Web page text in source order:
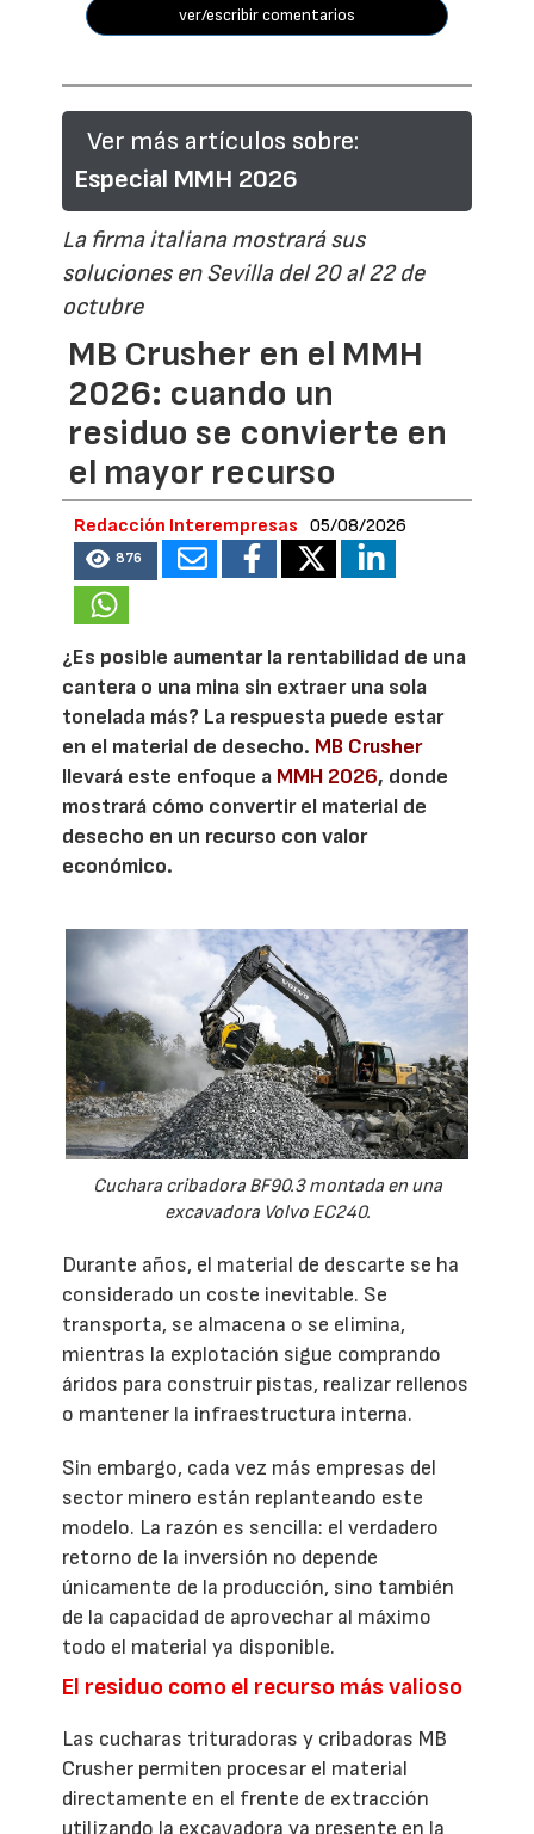
ver/escribir comentarios
Ver más artículos sobre:
Especial MMH 2026
La firma italiana mostrará sus
soluciones en Sevilla del 20 al 22 de
octubre
MB Crusher en el MMH
2026: cuando un
residuo se convierte en
el mayor recurso
Redacción Interempresas 05/08/2026
876
¿Es posible aumentar la rentabilidad de una
cantera o una mina sin extraer una sola
tonelada más? La respuesta puede estar
en el material de desecho. MB Crusher
llevará este enfoque a MMH 2026, donde
mostrará cómo convertir el material de
desecho en un recurso con valor
económico.
Cuchara cribadora BF90.3 montada en una
excavadora Volvo EC240.
Durante años, el material de descarte se ha
considerado un coste inevitable. Se
transporta, se almacena o se elimina,
mientras la explotación sigue comprando
áridos para construir pistas, realizar rellenos
o mantener la infraestructura interna.
Sin embargo, cada vez más empresas del
sector minero están replanteando este
modelo. La razón es sencilla: el verdadero
retorno de la inversión no depende
únicamente de la producción, sino también
de la capacidad de aprovechar al máximo
todo el material ya disponible.
El residuo como el recurso más valioso
Las cucharas trituradoras y cribadoras MB
Crusher permiten procesar el material
directamente en el frente de extracción
utilizando la excavadora ya presente en la